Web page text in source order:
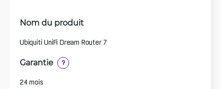
Nom du produit
Ubiquiti UniFi Dream Router 7
Garantie ?
24 mois